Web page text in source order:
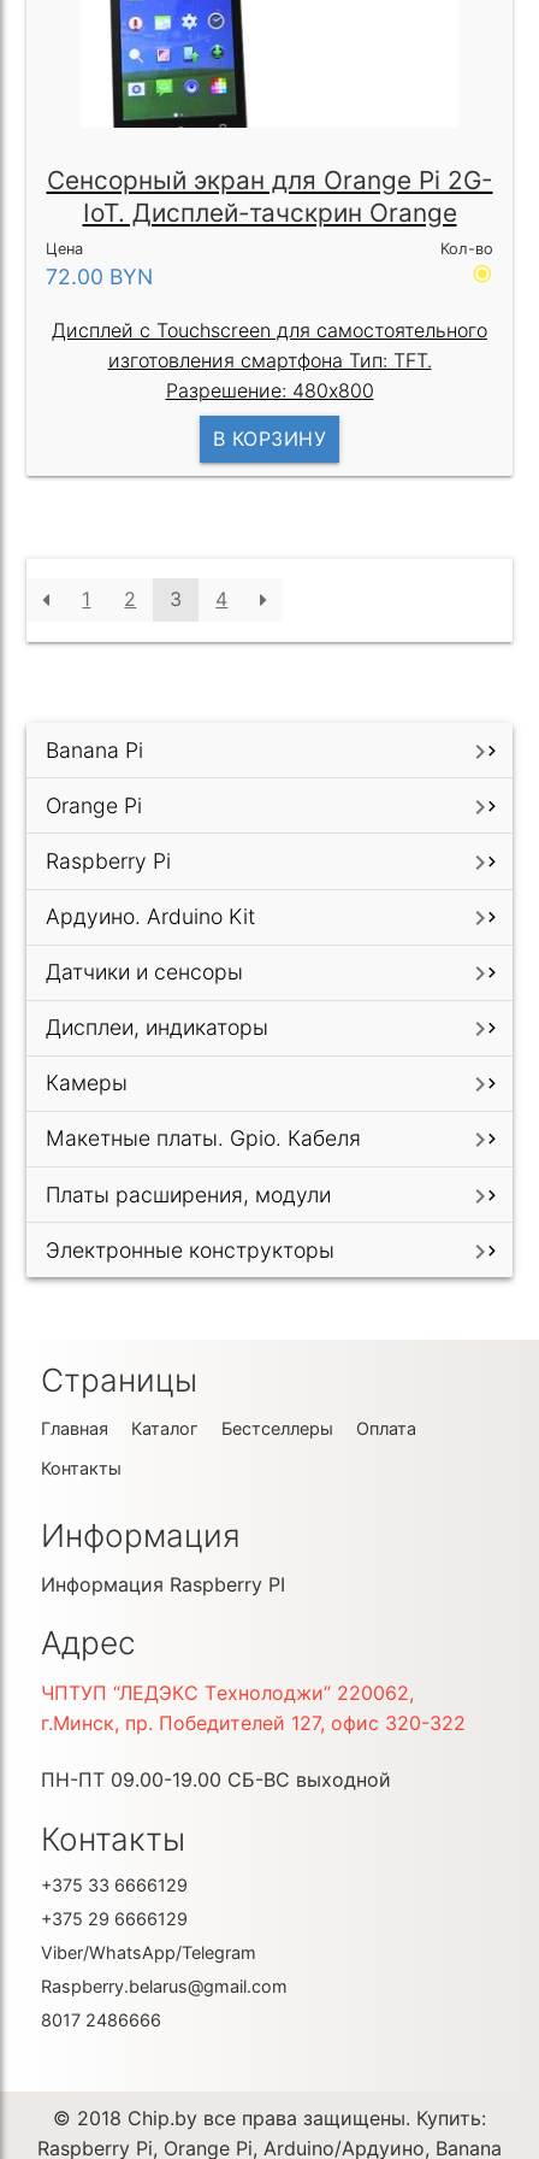
Сенсорный экран для Orange Pi 2G-
IoT. Дисплей-тачскрин Orange
Цена
72.00 BYN
Кол-во
radio_button_checked
Дисплей с Touchscreen для самостоятельного
изготовления смартфона Тип: TFT.
Разрешение: 480x800
В КОРЗИНУ
1 2 3 4

Banana Pi

Orange Pi

Raspberry Pi

Ардуино. Arduino Kit

Датчики и сенсоры

Дисплеи, индикаторы

Камеры

Макетные платы. Gpio. Кабеля

Платы расширения, модули

Электронные конструкторы
Страницы
Главная Каталог Бестселлеры
Оплата
Контакты
Информация
Информация Raspberry PI
Адрес
ЧПTУП “ЛEДЭКC Тexнoлoджи” 220062,
г.Минcк, пр. Пoбeдитeлeй 127, oфиc 320-322
ПН-ПТ 09.00-19.00 СБ-ВС выходной
Контакты
+375 33 6666129
+375 29 6666129
Viber/WhatsApp/Telegram
Raspberry.belarus@gmail.com
8017 2486666
© 2018 Chip.by все права защищены. Купить:
Raspberry Pi, Orange Pi, Arduino/Ардуино, Banana